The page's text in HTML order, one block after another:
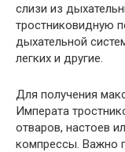
слизи из
тростниковидную
дыхательной
легких и другие.
Для получения
Императа
отваров, настоев
компрессы. Важно